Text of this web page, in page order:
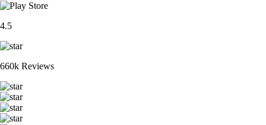
4.5
660k Reviews